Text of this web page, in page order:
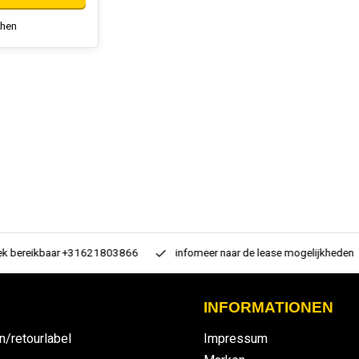
+31621803866 infomeer naar de lease mogelijkheden
retourlabel
INFORMATIONEN
Impressum